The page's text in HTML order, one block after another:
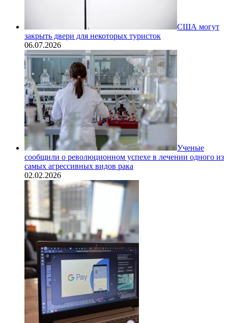
США могут
закрыть двери для некоторых туристок
06.07.2026
Ученые
сообщили о революционном успехе в лечении одного из
самых агрессивных видов рака
02.02.2026